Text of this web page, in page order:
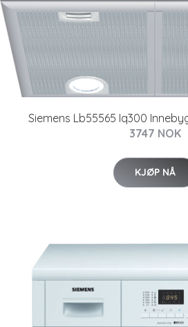
Siemens Lb55565 Iq300
3747 NOK
KJØP NÅ